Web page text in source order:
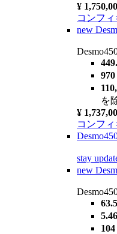
¥
コンフ
new
を
¥
コンフ
stay
new